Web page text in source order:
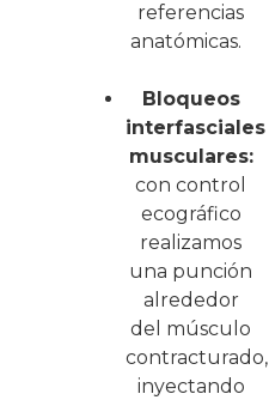
referencias
anatómicas.
Bloqueos
interfasciales
musculares:
con control
ecográfico
realizamos
una punción
alrededor
del músculo
contracturado,
inyectando